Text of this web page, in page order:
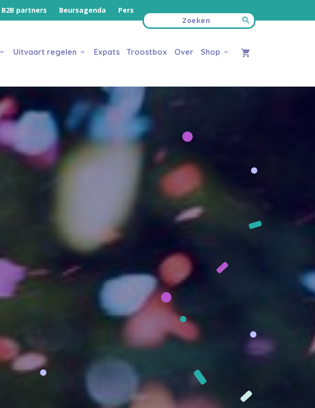
B2B partners Beursagenda Pers
Uitvaart regelen Expats Troostbox Over Shop